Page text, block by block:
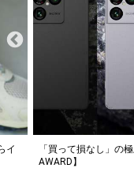
イ
「買って損なし」の
AWARD】